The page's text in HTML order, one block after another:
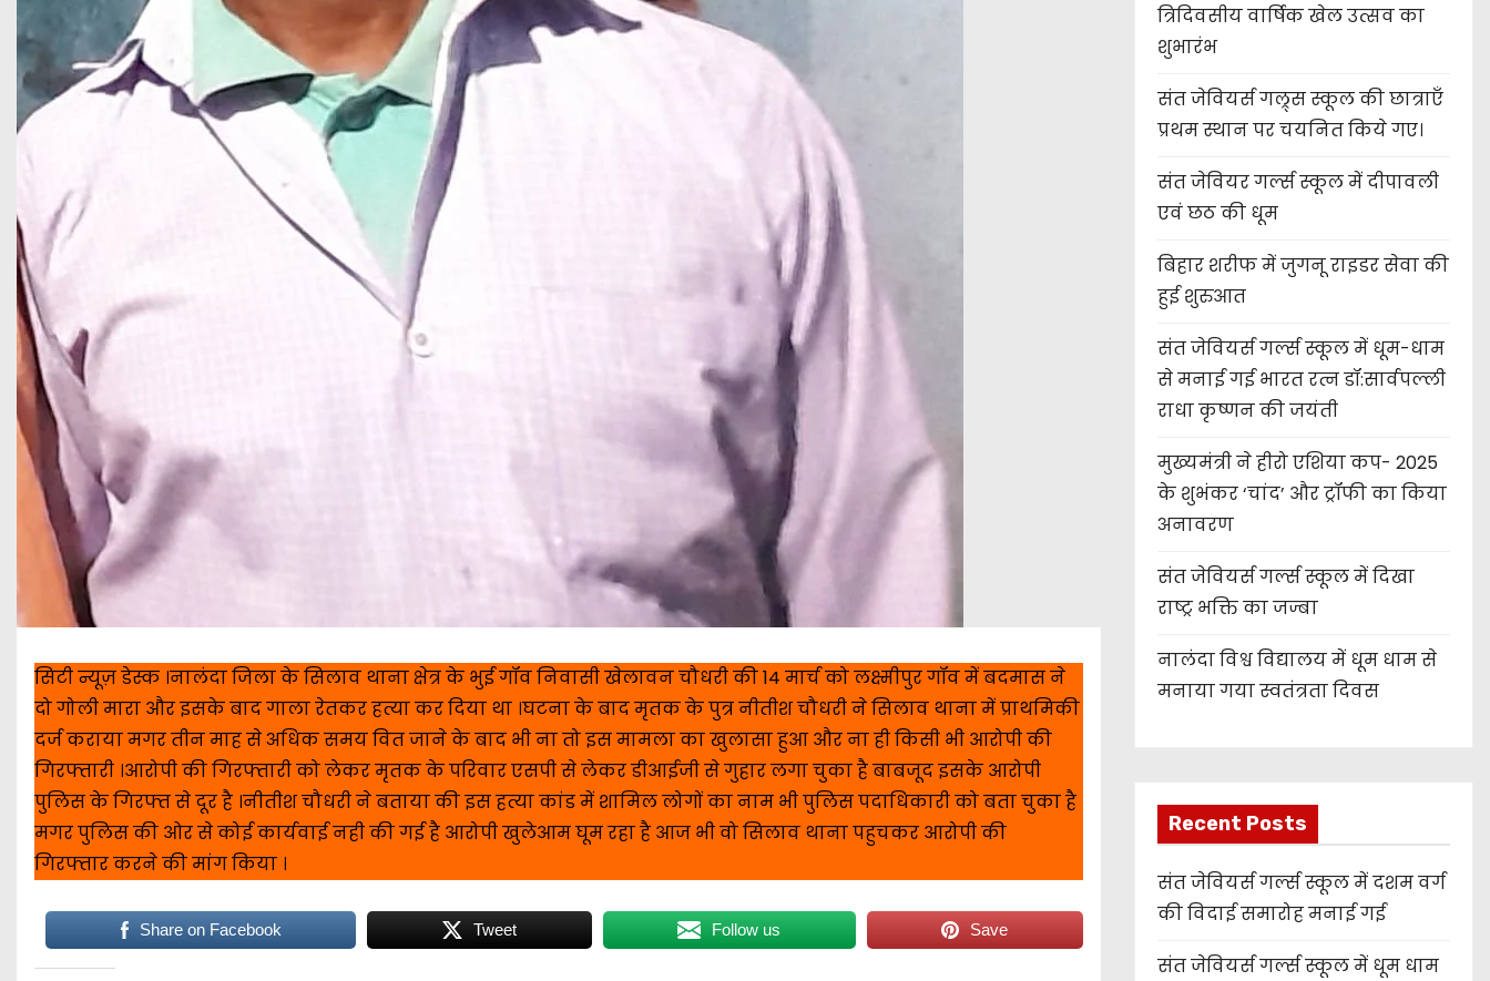
सिटी न्यूज़ डेस्क ।नालंदा जिला के सिलाव थाना क्षेत्र के भुई गॉव निवासी खेलावन चौधरी की 14 मार्च को लक्ष्मीपुर गॉव में बदमास ने
दो गोली मारा और इसके बाद गाला रेतकर हत्या कर दिया था ।घटना के बाद मृतक के पुत्र नीतीश चौधरी ने सिलाव थाना में प्राथमिकी
दर्ज कराया मगर तीन माह से अधिक समय वित जाने के बाद भी ना तो इस मामला का खुलासा हुआ और ना ही किसी भी आरोपी की
गिरफ्तारी ।आरोपी की गिरफ्तारी को लेकर मृतक के परिवार एसपी से लेकर डीआईजी से गुहार लगा चुका है बाबजूद इसके आरोपी
पुलिस के गिरफ्त से दूर है ।नीतीश चौधरी ने बताया की इस हत्या कांड में शामिल लोगों का नाम भी पुलिस पदाधिकारी को बता चुका है
मगर पुलिस की ओर से कोई कार्यवाई नही की गई है आरोपी खुलेआम घूम रहा है आज भी वो सिलाव थाना पहुचकर आरोपी की
गिरफ्तार करने की मांग किया ।
Share on Facebook Tweet Follow us Save
त्रिदिवसीय वार्षिक खेल उत्सव का
शुभारंभ
संत जेवियर्स गल्र्स स्कूल की छात्र‌ाएँ
प्रथम स्थान पर चयनित किये गए।
संत जेवियर गर्ल्स स्कूल में दीपावली
एवं छठ की धूम
बिहार शरीफ में जुगनू राइडर सेवा की
हुई शुरुआत
संत जेवियर्स गर्ल्स स्कूल में धूम-धाम
से मनाई गई भारत रत्न डॉ:सार्वपल्ली
राधा कृष्णन की जयंती
मुख्यमंत्री ने हीरो एशिया कप- 2025
के शुभंकर ‘चांद’ और ट्रॉफी का किया
अनावरण
संत जेवियर्स गर्ल्स स्कूल में दिखा
राष्ट्र भक्ति का जज्बा
नालंदा विश्व विद्यालय में धूम धाम से
मनाया गया स्वतंत्रता दिवस
Recent Posts
संत जेवियर्स गर्ल्स स्कूल में दशम वर्ग
की विदाई समारोह मनाई गई
संत जेवियर्स गर्ल्स स्कूल में धूम धाम